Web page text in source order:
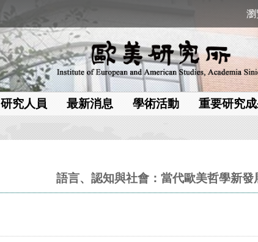
瀏
研究人員 最新消息 學術活動 重要研究
語言、認知與社會：當代歐美哲學新發